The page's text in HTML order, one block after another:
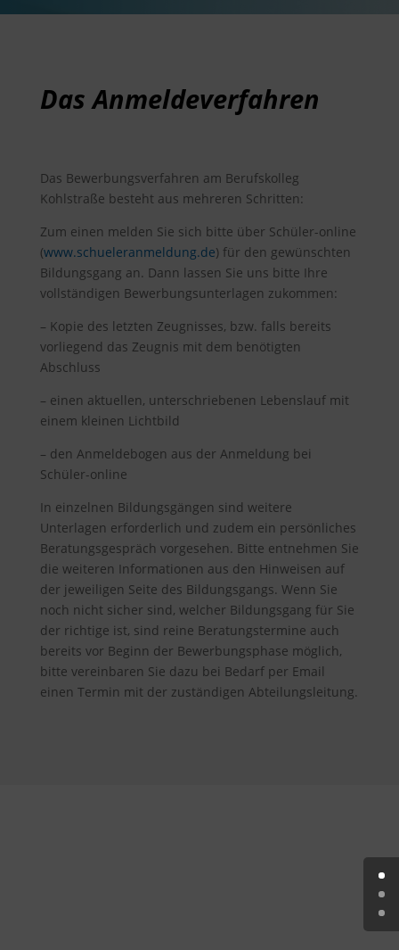
Das Anmeldeverfahren
Das Bewerbungsverfahren am Berufskolleg
Kohlstraße besteht aus mehreren Schritten:
Zum einen melden Sie sich bitte über Schüler-online
(www.schueleranmeldung.de) für den gewünschten
Bildungsgang an. Dann lassen Sie uns bitte Ihre
vollständigen Bewerbungsunterlagen zukommen:
– Kopie des letzten Zeugnisses, bzw. falls bereits
vorliegend das Zeugnis mit dem benötigten
Abschluss
– einen aktuellen, unterschriebenen Lebenslauf mit
einem kleinen Lichtbild
– den Anmeldebogen aus der Anmeldung bei
Schüler-online
In einzelnen Bildungsgängen sind weitere
Unterlagen erforderlich und zudem ein persönliches
Beratungsgespräch vorgesehen. Bitte entnehmen Sie
die weiteren Informationen aus den Hinweisen auf
der jeweiligen Seite des Bildungsgangs. Wenn Sie
noch nicht sicher sind, welcher Bildungsgang für Sie
der richtige ist, sind reine Beratungstermine auch
bereits vor Beginn der Bewerbungsphase möglich,
bitte vereinbaren Sie dazu bei Bedarf per Email
einen Termin mit der zuständigen Abteilungsleitung.